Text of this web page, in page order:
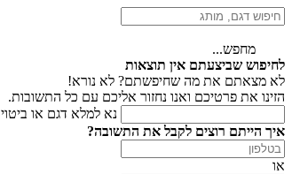
מחפש...
לחיפוש שביצעתם אין תוצאות
לא מצאתם את מה שחיפשתם? לא נורא!
הזינו את פרטיכם ואנו נחזור אליכם עם כל התשובות.
נא למלא דגם או ביטוי
איך הייתם רוצים לקבל את התשובה?
או